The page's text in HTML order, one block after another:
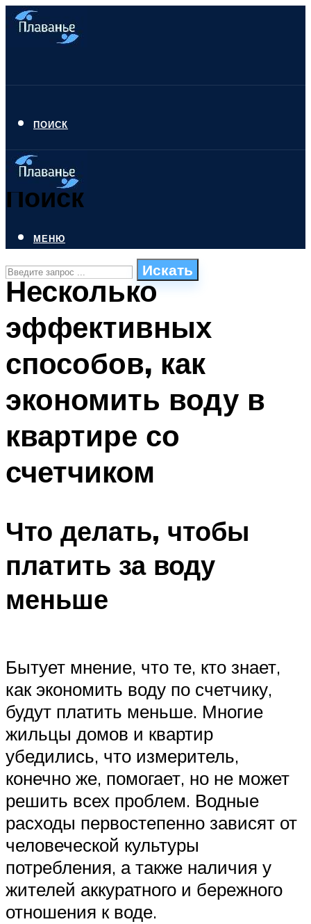
ПОИСК
Поиск
Искать
ПЛАВАНЬЕ ДЛЯ ДЕТЕЙ
БАССЕЙН ДЛЯ ДОМА
МЕНЮ
МЕНЮ
Несколько
эффективных
способов, как
экономить воду в
квартире со
счетчиком
Что делать, чтобы
платить за воду
меньше
Бытует мнение, что те, кто знает,
как экономить воду по счетчику,
будут платить меньше. Многие
жильцы домов и квартир
убедились, что измеритель,
конечно же, помогает, но не может
решить всех проблем. Водные
расходы первостепенно зависят от
человеческой культуры
потребления, а также наличия у
жителей аккуратного и бережного
отношения к воде.